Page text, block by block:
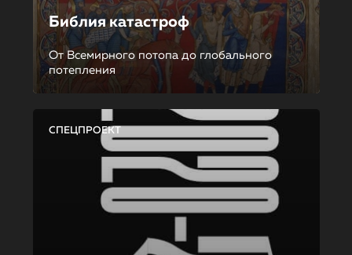
Библия катастроф
От Всемирного потопа до глобального
потепления
СПЕЦПРОЕКТ